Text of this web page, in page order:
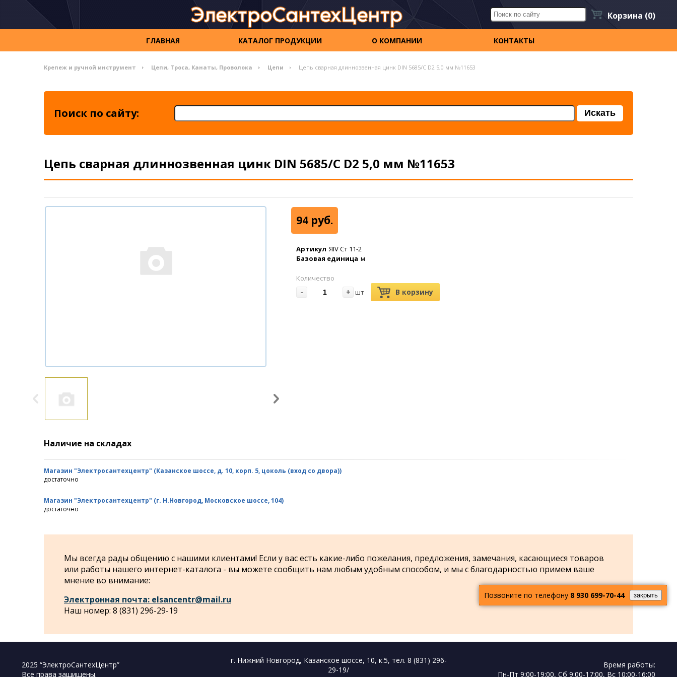
Корзина (0)
ГЛАВНАЯ КАТАЛОГ ПРОДУКЦИИ О КОМПАНИИ КОНТАКТЫ
Крепеж и ручной инструмент Цепи, Троса, Канаты, Проволока Цепи Цепь сварная длиннозвенная цинк DIN 5685/С D2 5,0 мм №11653
Поиск по сайту:
Цепь сварная длиннозвенная цинк DIN 5685/С D2 5,0 мм №11653
94 руб.
Артикул ЯIV Ст 11-2
Базовая единица м
Количество
- + шт В корзину
Наличие на складах
Магазин "Электросантехцентр" (Казанское шоссе, д. 10, корп. 5, цоколь (вход со двора))
достаточно
Магазин "Электросантехцентр" (г. Н.Новгород, Московское шоссе, 104)
достаточно
Мы всегда рады общению с нашими клиентами! Если у вас есть какие-либо пожелания, предложения, замечания, касающиеся товаров
или работы нашего интернет-каталога - вы можете сообщить нам любым удобным способом, и мы с благодарностью примем ваше
мнение во внимание:
Электронная почта: elsancentr@mail.ru
Наш номер: 8 (831) 296-29-19
Позвоните по телефону 8 930 699-70-44 закрыть
2025 “ЭлектроСантехЦентр”
Все права защищены.
г. Нижний Новгород, Казанское шоссе, 10, к.5, тел. 8 (831) 296-
29-19/
Время работы:
Пн-Пт 9:00-19:00, Cб 9:00-17:00, Вс 10:00-16:00